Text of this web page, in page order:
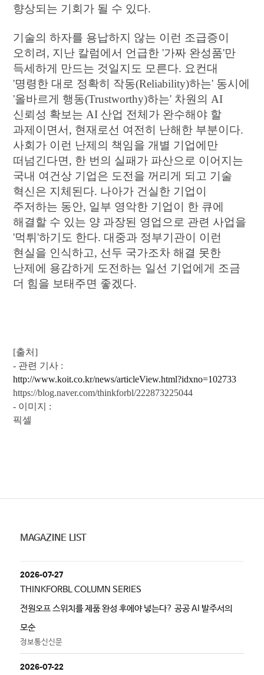
향상되는 기회가 될 수 있다.
기술의 하자를 용납하지 않는 이런 조급증이
오히려, 지난 칼럼에서 언급한 '가짜 완성품'만
득세하게 만드는 것일지도 모른다. 요컨대
'명령한 대로 정확히 작동(Reliability)하는' 동시에
'올바르게 행동(Trustworthy)하는' 차원의 AI
신뢰성 확보는 AI 산업 전체가 완수해야 할
과제이면서, 현재로선 여전히 난해한 부분이다.
사회가 이런 난제의 책임을 개별 기업에만
떠넘긴다면, 한 번의 실패가 파산으로 이어지는
국내 여건상 기업은 도전을 꺼리게 되고 기술
혁신은 지체된다. 나아가 건실한 기업이
주저하는 동안, 일부 영악한 기업이 한 큐에
해결할 수 있는 양 과장된 영업으로 관련 사업을
'먹튀'하기도 한다. 대중과 정부기관이 이런
현실을 인식하고, 선두 국가조차 해결 못한
난제에 용감하게 도전하는 일선 기업에게 조금
더 힘을 보태주면 좋겠다.
[출처]
- 관련 기사 :
http://www.koit.co.kr/news/articleView.html?idxno=102733
https://blog.naver.com/thinkforbl/222873225044
- 이미지 :
픽셀
MAGAZINE LIST
2026-07-27
THINKFORBL COLUMN SERIES
전원오프 스위치를 제품 완성 후에야 넣는다? 공공 AI 발주서의
모순
정보통신신문
2026-07-22